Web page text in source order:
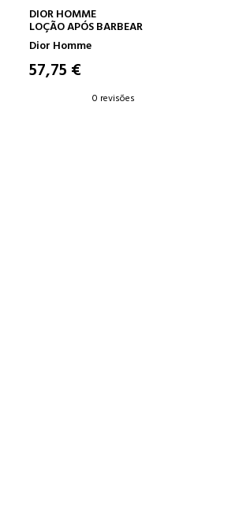
ADICIONAR AO CARRINHO
DIOR HOMME
LOÇÃO APÓS BARBEAR
Dior Homme
57,75 €
0 revisões